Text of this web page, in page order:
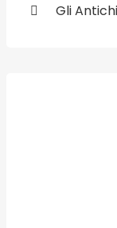
Gli